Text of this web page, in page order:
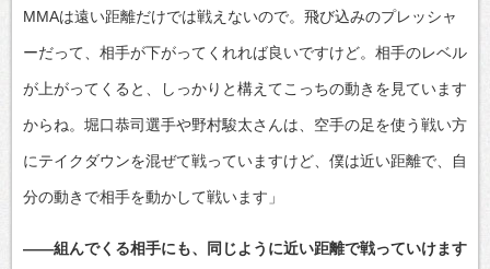
MMAは遠い距離だけでは戦えないので。飛び込みのプレッシャ
ーだって、相手が下がってくれれば良いですけど。相手のレベル
が上がってくると、しっかりと構えてこっちの動きを見ています
からね。堀口恭司選手や野村駿太さんは、空手の足を使う戦い方
にテイクダウンを混ぜて戦っていますけど、僕は近い距離で、自
分の動きで相手を動かして戦います」
――組んでくる相手にも、同じように近い距離で戦っていけます